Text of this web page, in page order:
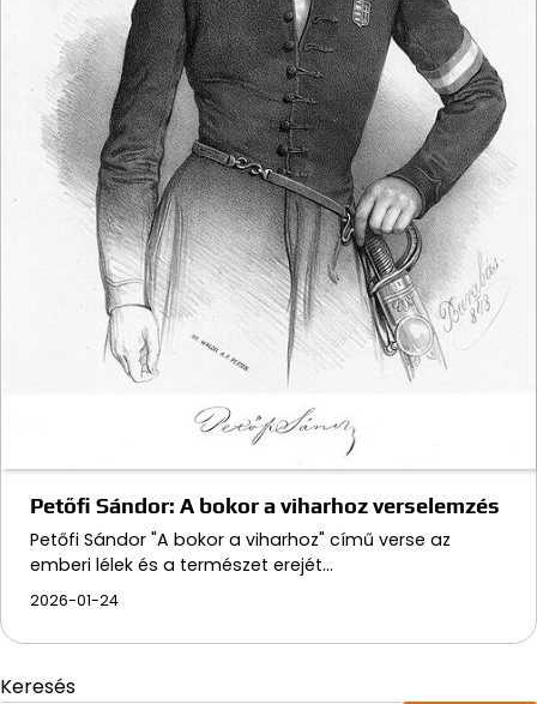
Petőfi Sándor: A bokor a viharhoz verselemzés
Petőfi Sándor "A bokor a viharhoz" című verse az
emberi lélek és a természet erejét…
2026-01-24
Keresés